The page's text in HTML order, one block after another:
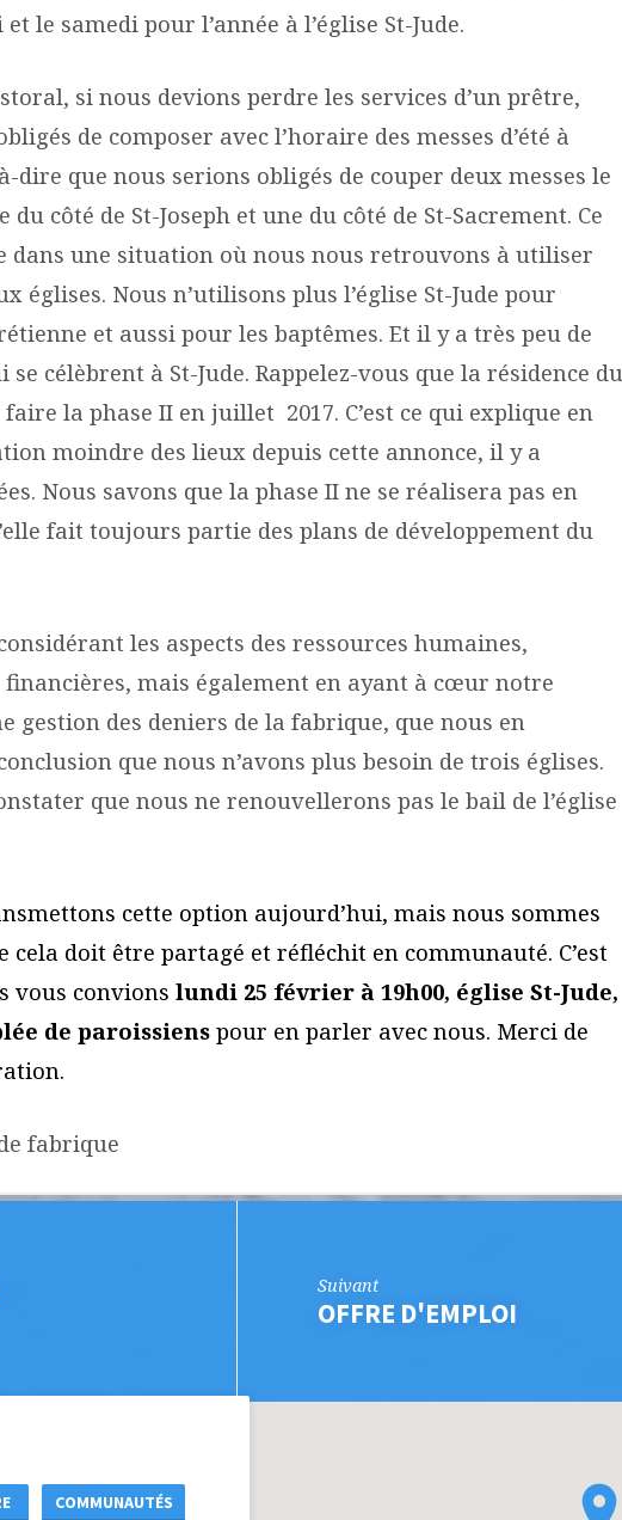
le samedi pour l’année à l’église St-Jude.
si nous devions perdre les services d’un prêtre,
de composer avec l’horaire des messes d’été à
à-dire que nous serions obligés de couper deux messes le
du côté de St-Joseph et une du côté de St-Sacrement. Ce
dans une situation où nous nous retrouvons à utiliser
églises. Nous n’utilisons plus l’église St-Jude pour
et aussi pour les baptêmes. Et il y a très peu de
célèbrent à St-Jude. Rappelez-vous que la résidence du
faire la phase II en juillet 2017. C’est ce qui explique en
moindre des lieux depuis cette annonce, il y a
Nous savons que la phase II ne se réalisera pas en
fait toujours partie des plans de développement du
les aspects des ressources humaines,
mais également en ayant à cœur notre
gestion des deniers de la fabrique, que nous en
que nous n’avons plus besoin de trois églises.
que nous ne renouvellerons pas le bail de l’église
cette option aujourd’hui, mais nous sommes
cela doit être partagé et réfléchit en communauté. C’est
vous convions lundi 25 février à 19h00, église St-Jude,
de paroissiens pour en parler avec nous. Merci de
fabrique
Suivant
OFFRE D'EMPLOI
COMMUNAUTÉS